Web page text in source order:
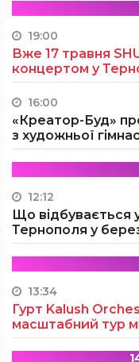
19:00
Вже 17 травня
концертом у
16:00
«Креатор-Буд»
з художньої
12:12
Що відбувається
Тернополя у
13:34
Гурт Kalush
масштабний тур